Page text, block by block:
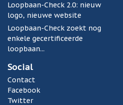
l
t
L
o
o
Loopbaan-Check 2.0: nieuw
logo, nieuwe website
Loopbaan-Check zoekt nog
enkele gecertificeerde
loopbaan...
Social
Contact
Facebook
Twitter